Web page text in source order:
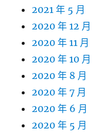
2021 年 5 月
2020 年 12 月
2020 年 11 月
2020 年 10 月
2020 年 8 月
2020 年 7 月
2020 年 6 月
2020 年 5 月